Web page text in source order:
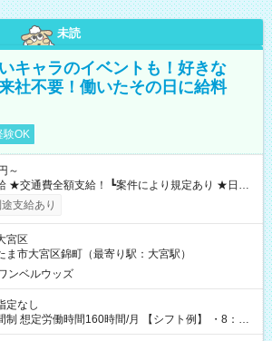
未読
キャラのイベントも！好きな
社不要！働いたその日に給料
験OK
～
日払
定あり） ┗働いたその日に現金GET♪ お仕事後はコ
日払い分を引き落とせます！ 【試用期間】試
支給あり
宮区
ま市大宮区錦町（最寄り駅：大宮駅）
ンベルウッズ
定なし
労働時間160時間/月 【シフト例】 ・8：00